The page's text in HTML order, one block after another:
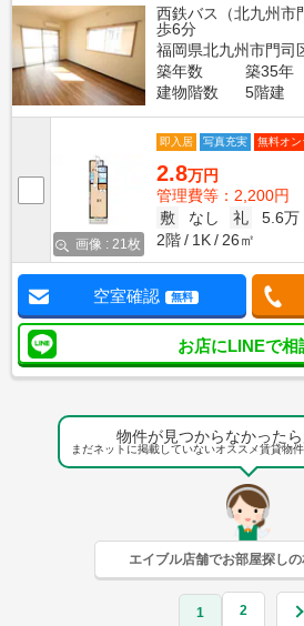
西鉄バス（北九州市
歩6分
福岡県北九州市門司
築年数
築35年
建物階数
5階建
画像 : 21枚
即入居 写真充実 無料オ
2.8万円
管理費等：2,200円
敷
なし 礼
5.6万
2階
1K 26㎡
空室確認 無料
お店にLINEで相
物件が見つからなかった
まだネットに掲載していないオススメ賃貸物
エイブル店舗でお部屋探し
1 2